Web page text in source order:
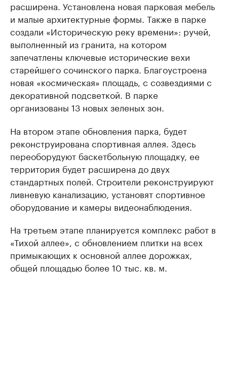
расширена. Установлена новая парковая мебель
и малые архитектурные формы. Также в парке
создали «Историческую реку времени»: ручей,
выполненный из гранита, на котором
запечатлены ключевые исторические вехи
старейшего сочинского парка. Благоустроена
новая «космическая» площадь, с созвездиями с
декоративной подсветкой. В парке
организованы 13 новых зеленых зон.
На втором этапе обновления парка, будет
реконструирована спортивная аллея. Здесь
переоборудуют баскетбольную площадку, ее
территория будет расширена до двух
стандартных полей. Строители реконструируют
ливневую канализацию, установят спортивное
оборудование и камеры видеонаблюдения.
На третьем этапе планируется комплекс работ в
«Тихой аллее», с обновлением плитки на всех
примыкающих к основной аллее дорожках,
общей площадью более 10 тыс. кв. м.